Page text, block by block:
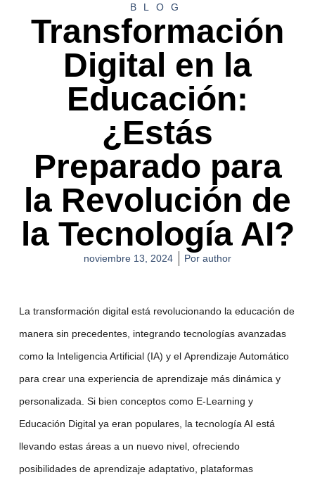
BLOG
Transformación
Digital en la
Educación:
¿Estás
Preparado para
la Revolución de
la Tecnología AI?
noviembre 13, 2024 Por author
La transformación digital está revolucionando la educación de
manera sin precedentes, integrando tecnologías avanzadas
como la Inteligencia Artificial (IA) y el Aprendizaje Automático
para crear una experiencia de aprendizaje más dinámica y
personalizada. Si bien conceptos como E-Learning y
Educación Digitalya eran populares, la tecnología AI está
llevando estas áreas a un nuevo nivel, ofreciendo
posibilidades de aprendizaje adaptativo, plataformas